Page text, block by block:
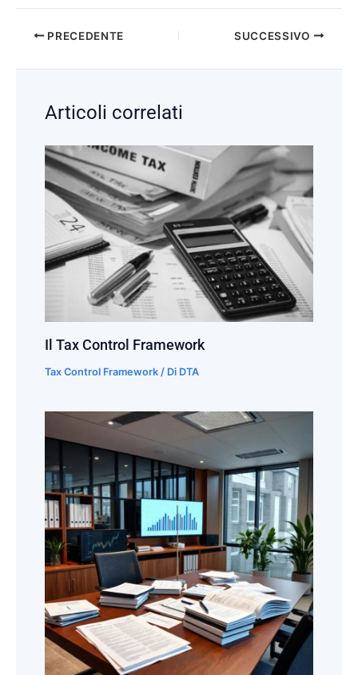
PRECEDENTE SUCCESSIVO
Articoli correlati
Il Tax Control Framework
Tax Control Framework / Di DTA